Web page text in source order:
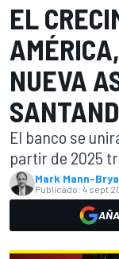
EL
NUEVA
El banco se
partir de 2025
Mark Mann-
Publicado: 4 sept